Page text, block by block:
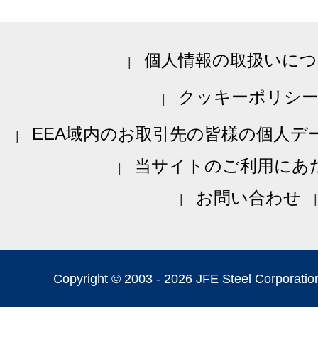
個人情報の取扱いに
クッキーポリシー
EEA域内のお取引先の皆様の個人デ
当サイトのご利用にあ
お問い合わせ
Copyright © 2003 - 2026 JFE Steel